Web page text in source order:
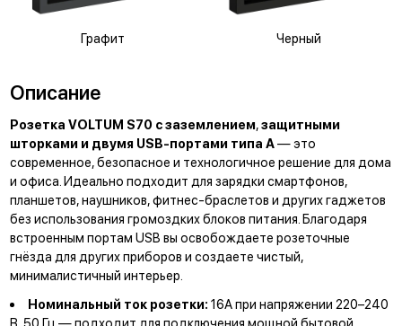
Графит Черный
Описание
Розетка VOLTUM S70 с заземлением,защитными
шторками и двумя USB-портами типа А— это
современное, безопасное и технологичное решение для дома
и офиса. Идеально подходит для зарядки смартфонов,
планшетов, наушников, фитнес-браслетов и других гаджетов
без использования громоздких блоков питания. Благодаря
встроенным портам USB вы освобождаете розеточные
гнёзда для других приборов и создаете чистый,
минималистичный интерьер.
Номинальный ток розетки: 16А при напряжении 220–240
В, 50 Гц — подходит для подключения мощной бытовой